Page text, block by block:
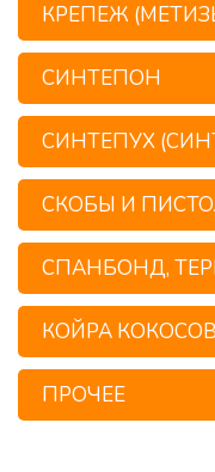
КРЕПЕЖ
СИНТЕПОН
СИНТЕПУХ
СКОБЫ И
СПАНБОНД,
КОЙРА
ПРОЧЕЕ